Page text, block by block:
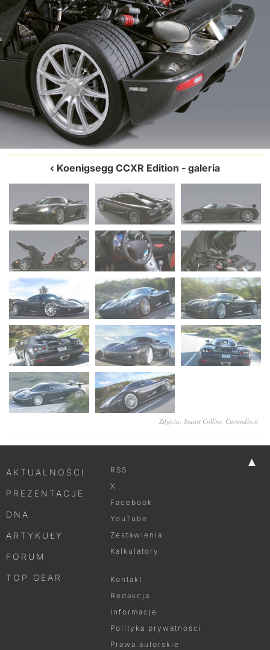
Koenigsegg CCXR Edition - galeria
Zdjęcia: Stuart Collins, Carstudio.it
▲
AKTUALNOŚCI
PREZENTACJE
DNA
ARTYKUŁY
FORUM
TOP GEAR
RSS
X
Facebook
YouTube
Zestawienia
Kalkulatory
Kontakt
Redakcja
Informacje
Polityka prywatności
Prawa autorskie